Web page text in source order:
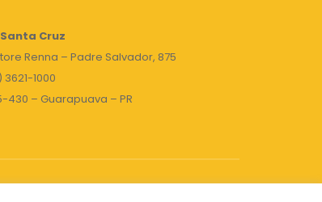
Cruz
Renna – Padre Salvador, 875
1000
430 – Guarapuava – PR